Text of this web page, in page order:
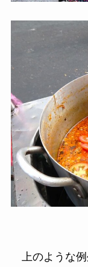
上のような例